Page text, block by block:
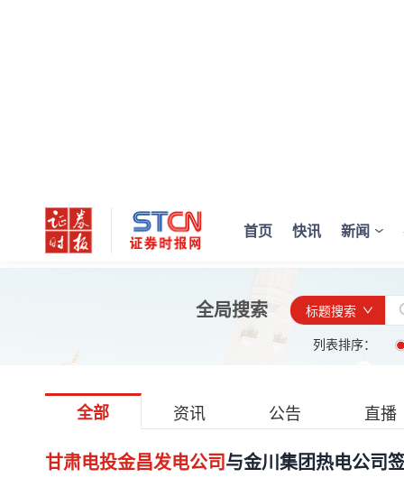
首页 快讯 新闻
全局搜索
标题搜索
列表排序：
全部 资讯 公告 直播
甘肃电投金昌发电公司与金川集团热电公司